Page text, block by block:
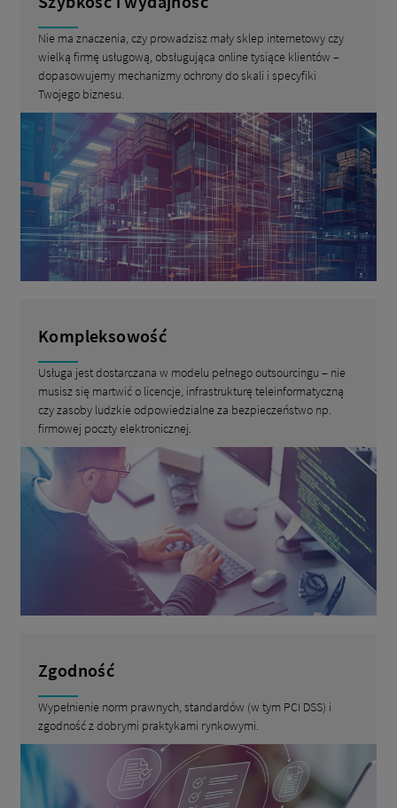
Nie ma znaczenia, czy prowadzisz mały sklep internetowy czy
wielką firmę usługową, obsługująca online tysiące klientów –
dopasowujemy mechanizmy ochrony do skali i specyfiki
Twojego biznesu.
Kompleksowość
Usługa jest dostarczana w modelu pełnego outsourcingu – nie
musisz się martwić o licencje, infrastrukturę teleinformatyczną
czy zasoby ludzkie odpowiedzialne za bezpieczeństwo np.
firmowej poczty elektronicznej.
Zgodność
Wypełnienie norm prawnych, standardów (w tym PCI DSS) i
zgodność z dobrymi praktykami rynkowymi.